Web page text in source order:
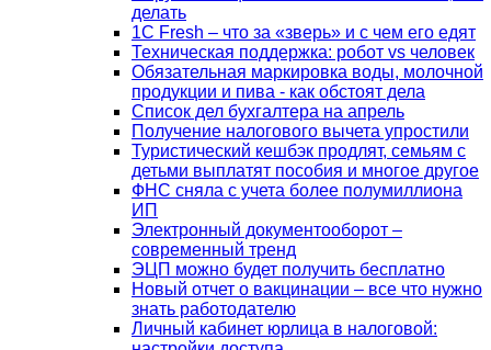
делать
1С Fresh – что за «зверь» и с чем его едят
Техническая поддержка: робот vs человек
Обязательная маркировка воды, молочной
продукции и пива - как обстоят дела
Список дел бухгалтера на апрель
Получение налогового вычета упростили
Туристический кешбэк продлят, семьям с
детьми выплатят пособия и многое другое
ФНС сняла с учета более полумиллиона
ИП
Электронный документооборот –
современный тренд
ЭЦП можно будет получить бесплатно
Новый отчет о вакцинации – все что нужно
знать работодателю
Личный кабинет юрлица в налоговой: